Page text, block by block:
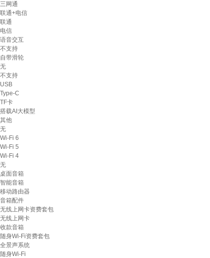
三网通
联通+电信
联通
电信
语音交互
不支持
自带滑轮
无
不支持
USB
Type-C
TF卡
搭载AI大模型
其他
无
Wi-Fi 6
Wi-Fi 5
Wi-Fi 4
无
桌面音箱
智能音箱
移动路由器
音箱配件
无线上网卡资费套包
无线上网卡
收款音箱
随身Wi-Fi资费套包
全景声系统
随身Wi-Fi